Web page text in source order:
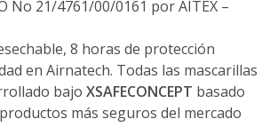
No 21/4761/00/0161 por AITEX –
8 horas de protección
en Airnatech. Todas las mascarillas
bajo XSAFECONCEPT basado
más seguros del mercado